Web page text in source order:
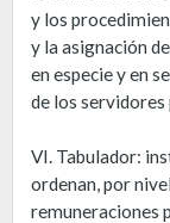
y los
y la asignación
en especie y en
de los servidores
VI. Tabulador:
ordenan, por
remuneraciones